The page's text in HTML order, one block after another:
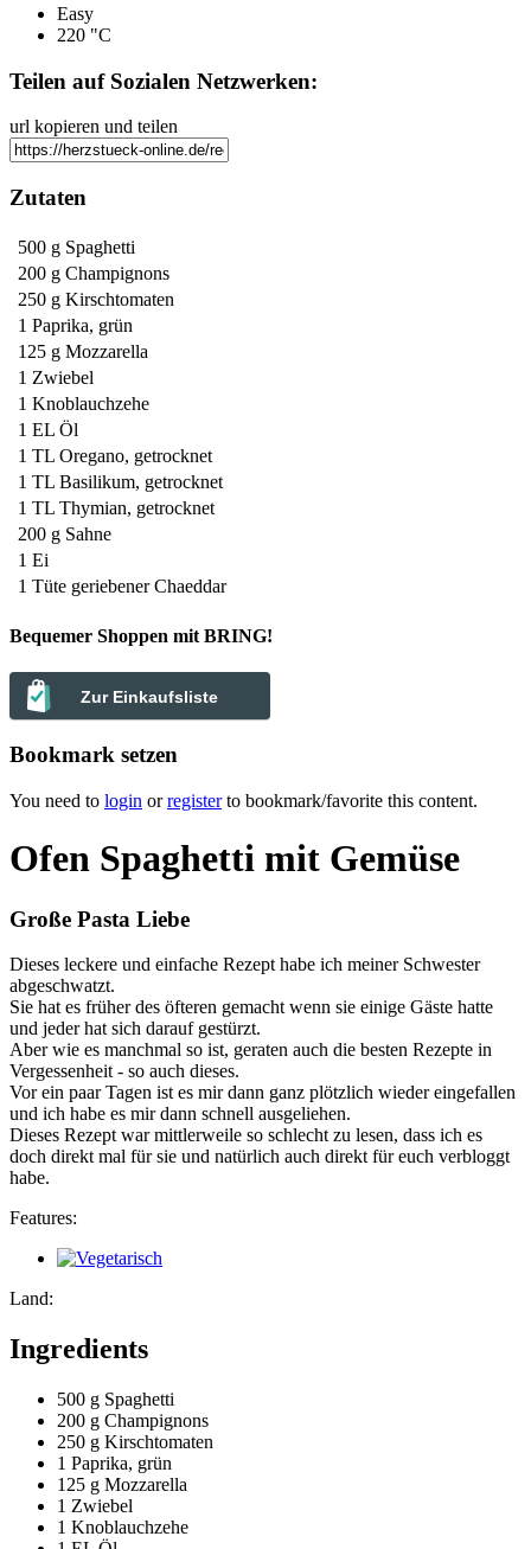
Easy
220 "C
Teilen auf Sozialen Netzwerken:
url kopieren und teilen
Zutaten
500 g Spaghetti
200 g Champignons
250 g Kirschtomaten
1 Paprika, grün
125 g Mozzarella
1 Zwiebel
1 Knoblauchzehe
1 EL Öl
1 TL Oregano, getrocknet
1 TL Basilikum, getrocknet
1 TL Thymian, getrocknet
200 g Sahne
1 Ei
1 Tüte geriebener Chaeddar
Bequemer Shoppen mit BRING!
Zur Einkaufsliste
Bookmark setzen
You need to login orregisterto bookmark/favorite this content.
Ofen Spaghetti mit Gemüse
Große Pasta Liebe
Dieses leckere und einfache Rezept habe ich meiner Schwester
abgeschwatzt.
Sie hat es früher des öfteren gemacht wenn sie einige Gäste hatte
und jeder hat sich darauf gestürzt.
Aber wie es manchmal so ist, geraten auch die besten Rezepte in
Vergessenheit - so auch dieses.
Vor ein paar Tagen ist es mir dann ganz plötzlich wieder eingefallen
und ich habe es mir dann schnell ausgeliehen.
Dieses Rezept war mittlerweile so schlecht zu lesen, dass ich es
doch direkt mal für sie und natürlich auch direkt für euch verbloggt
habe.
Features:
Land:
Ingredients
500 g Spaghetti
200 g Champignons
250 g Kirschtomaten
1 Paprika, grün
125 g Mozzarella
1 Zwiebel
1 Knoblauchzehe